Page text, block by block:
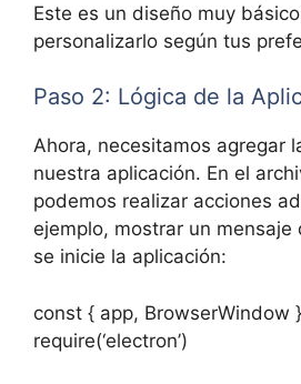
Este es un diseño muy
personalizarlo según tus
Paso 2: Lógica de la
Ahora, necesitamos agregar
nuestra aplicación. En el
podemos realizar acciones
ejemplo, mostrar un
se inicie la aplicación:
const { app, BrowserWindow
require(‘electron’)